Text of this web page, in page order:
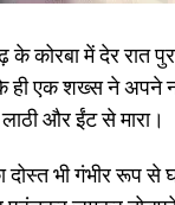
के कोरबा में देर रात
ही एक शख्स ने अपने
और ईंट से मारा।
भी गंभीर रूप से